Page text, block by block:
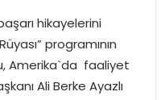
hikayelerini
programının
Amerika`da faaliyet
Ali Berke Ayazlı